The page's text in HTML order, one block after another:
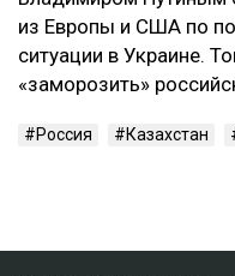
из Европы и США по
ситуации в Украине.
«заморозить»
Россия Казахстан